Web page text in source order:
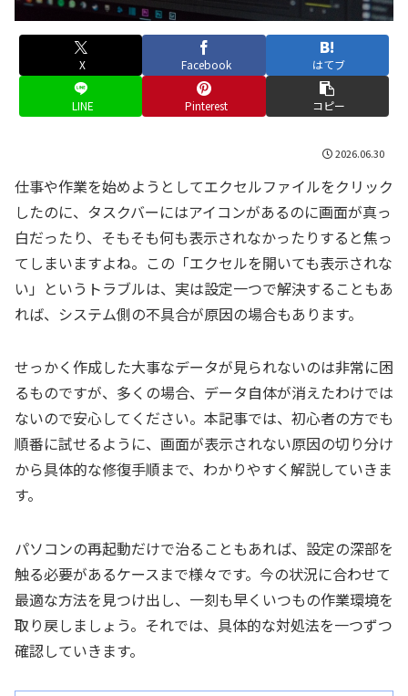
X Facebook はてブ
LINE Pinterest コピー
2026.06.30
仕事や作業を始めようとしてエクセルファイルをクリック
したのに、タスクバーにはアイコンがあるのに画面が真っ
白だったり、そもそも何も表示されなかったりすると焦っ
てしまいますよね。この「エクセルを開いても表示されな
い」というトラブルは、実は設定一つで解決することもあ
れば、システム側の不具合が原因の場合もあります。
せっかく作成した大事なデータが見られないのは非常に困
るものですが、多くの場合、データ自体が消えたわけでは
ないので安心してください。本記事では、初心者の方でも
順番に試せるように、画面が表示されない原因の切り分け
から具体的な修復手順まで、わかりやすく解説していきま
す。
パソコンの再起動だけで治ることもあれば、設定の深部を
触る必要があるケースまで様々です。今の状況に合わせて
最適な方法を見つけ出し、一刻も早くいつもの作業環境を
取り戻しましょう。それでは、具体的な対処法を一つずつ
確認していきます。